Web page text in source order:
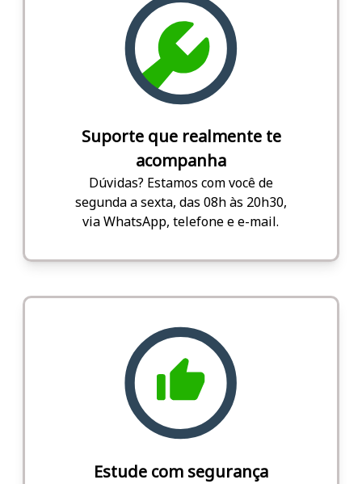
Suporte que realmente te
acompanha
Dúvidas? Estamos com você de
segunda a sexta, das 08h às 20h30,
via WhatsApp, telefone e e-mail.
Estude com segurança